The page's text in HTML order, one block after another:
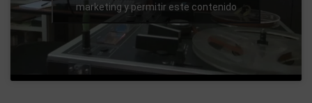
marketing y permitir este contenido